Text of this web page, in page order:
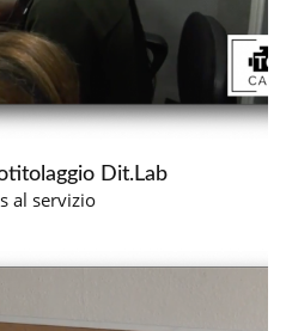
Dit.Lab
al servizio